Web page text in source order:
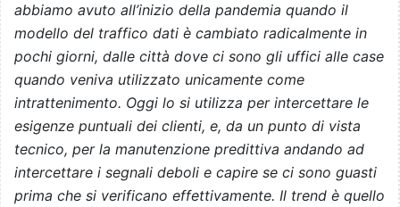
abbiamo avuto all’inizio della pandemia quando il
modello del traffico dati è cambiato radicalmente in
pochi giorni, dalle città dove ci sono gli uffici alle case
quando veniva utilizzato unicamente come
intrattenimento. Oggi lo si utilizza per intercettare le
esigenze puntuali dei clienti, e, da un punto di vista
tecnico, per la manutenzione predittiva andando ad
intercettare i segnali deboli e capire se ci sono guasti
prima che si verificano effettivamente. Il trend è quello